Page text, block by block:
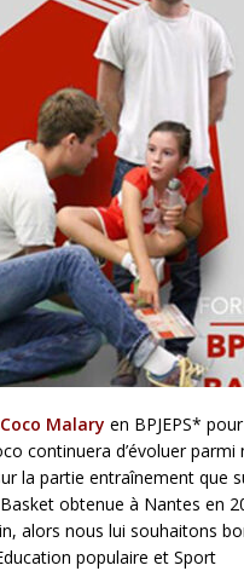
Coco Malary en BPJEPS*
continuera d’évoluer
la partie entraînement que
obtenue à Nantes en
alors nous lui souhaitons
populaire et Sport